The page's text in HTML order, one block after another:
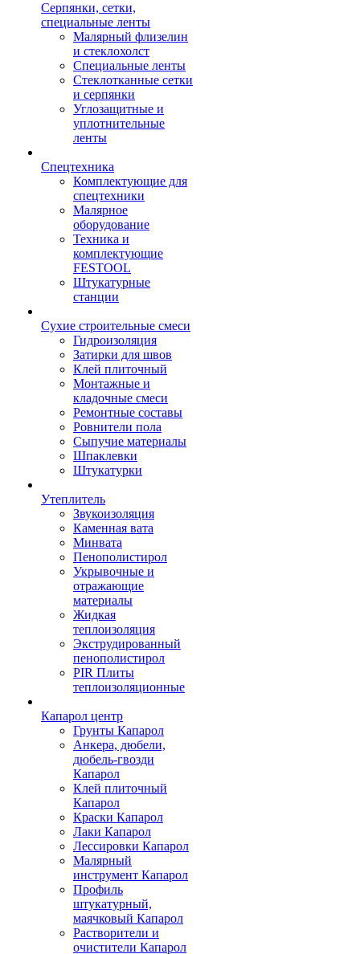
Серпянки, сетки,
специальные ленты
Малярный флизелин
и стеклохолст
Специальные ленты
Стеклотканные сетки
и серпянки
Углозащитные и
уплотнительные
ленты
Спецтехника
Комплектующие для
спецтехники
Малярное
оборудование
Техника и
комплектующие
FESTOOL
Штукатурные
станции
Сухие строительные смеси
Гидроизоляция
Затирки для швов
Клей плиточный
Монтажные и
кладочные смеси
Ремонтные составы
Ровнители пола
Сыпучие материалы
Шпаклевки
Штукатурки
Утеплитель
Звукоизоляция
Каменная вата
Минвата
Пенополистирол
Укрывочные и
отражающие
материалы
Жидкая
теплоизоляция
Экструдированный
пенополистирол
PIR Плиты
теплоизоляционные
Капарол центр
Грунты Капарол
Анкера, дюбели,
дюбель-гвозди
Капарол
Клей плиточный
Капарол
Краски Капарол
Лаки Капарол
Лессировки Капарол
Малярный
инструмент Капарол
Профиль
штукатурный,
маячковый Капарол
Растворители и
очистители Капарол